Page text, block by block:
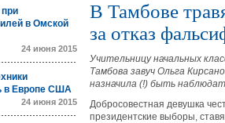
в Омской
24 июня 2015
в Европе США
24 июня 2015
В Тамбове
за отказ
Учительницу начальных
Тамбова завуч Ольга
назначила (!) быть
Добросовестная девушка
президентские выборы,